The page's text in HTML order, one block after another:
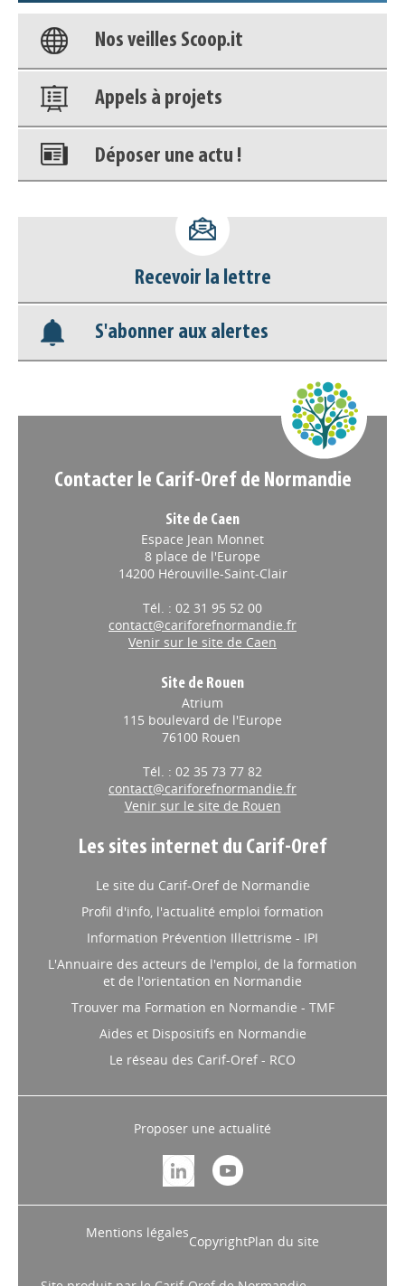
Nos veilles Scoop.it
Appels à projets
Déposer une actu !
déconnecter)
Base documentaire
Nos veilles Scoop.it
Recevoir la lettre
S'abonner aux alertes
Contacter le Carif-Oref de Normandie
Site de Caen
Espace Jean Monnet
8 place de l'Europe
Tél. : 02 31 95 52 00
contact@cariforefnormandie.fr
Venir sur le site de Caen
Site de Rouen
Atrium
115 boulevard de l'Europe
Tél. : 02 35 73 77 82
contact@cariforefnormandie.fr
Venir sur le site de Rouen
Les sites internet du Carif-Oref
Profil d'info, l'actualité emploi formation
L'Annuaire des acteurs de l'emploi, de la formation
Aides et Dispositifs en Normandie
Proposer une actualité
Mentions légales
Copyright